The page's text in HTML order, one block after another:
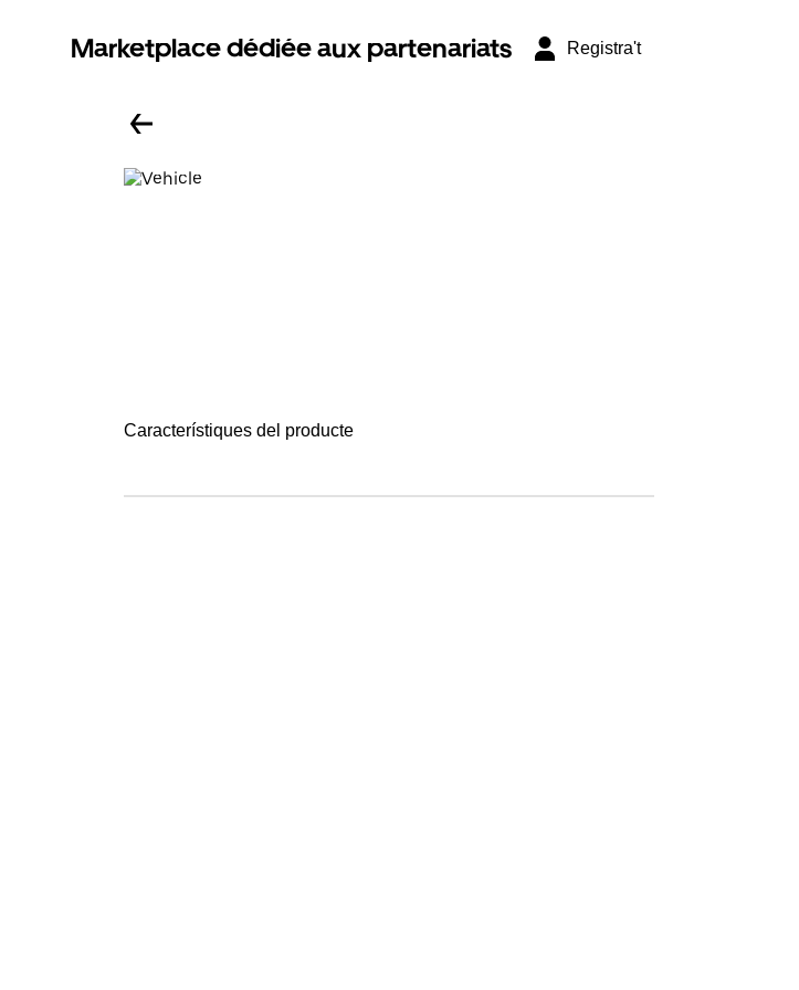
Marketplace dédiée aux partenariats Registra't
Característiques del producte